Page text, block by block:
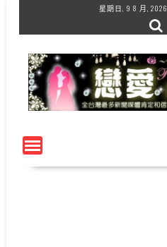
content
星期日, 9 8 月, 2026